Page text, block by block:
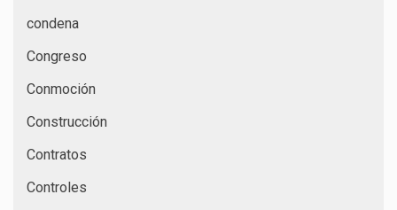
condena
Congreso
Conmoción
Construcción
Contratos
Controles